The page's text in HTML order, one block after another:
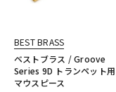
BEST BRASS
ベストブラス / Groove
Series 9D トランペット用
マウスピース